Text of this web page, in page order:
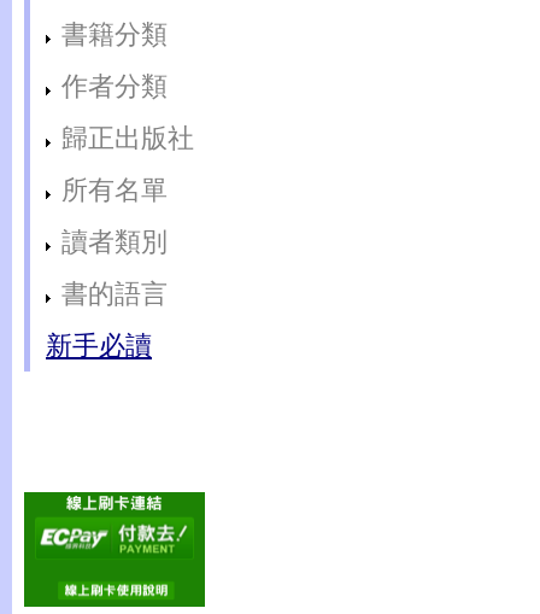
書籍分類
作者分類
歸正出版社
所有名單
讀者類別
書的語言
新手必讀